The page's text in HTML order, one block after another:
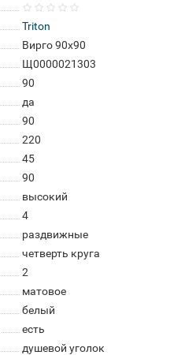
Triton
Вирго 90x90
Щ0000021303
90
да
90
220
45
90
высокий
4
раздвижные
четверть круга
2
матовое
белый
есть
душевой уголок